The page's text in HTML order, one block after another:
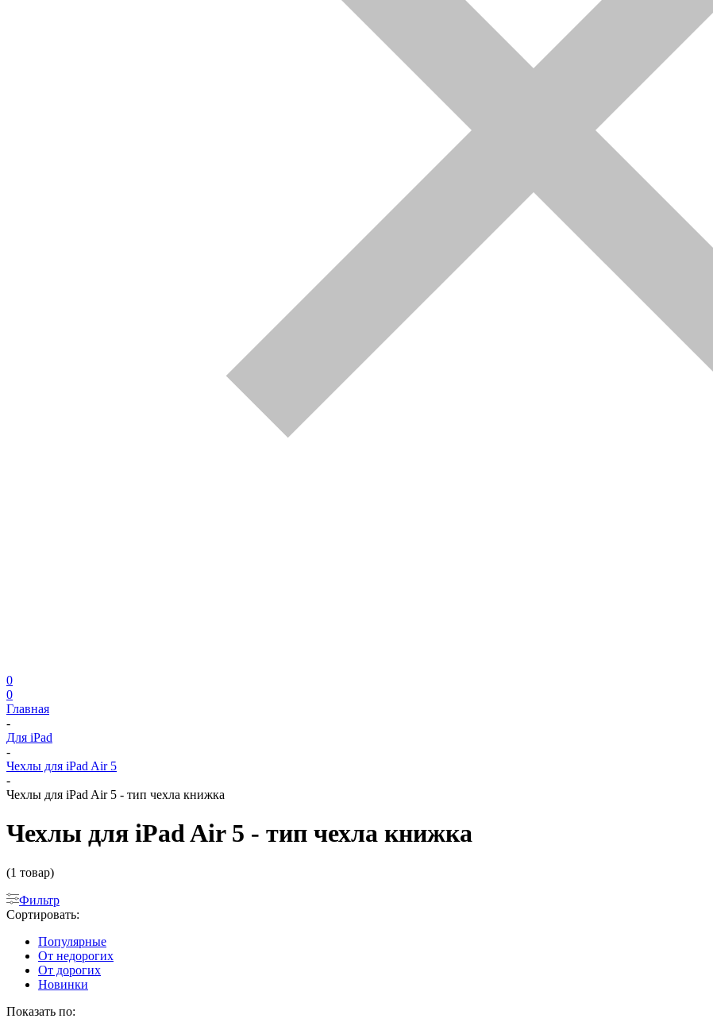
0
0
Главная
-
Для iPad
-
Чехлы для iPad Air 5
-
Чехлы для iPad Air 5 - тип чехла книжка
Чехлы для iPad Air 5 - тип чехла книжка
(1 товар)
Фильтр
Сортировать:
Популярные
От недорогих
От дорогих
Новинки
Показать по: